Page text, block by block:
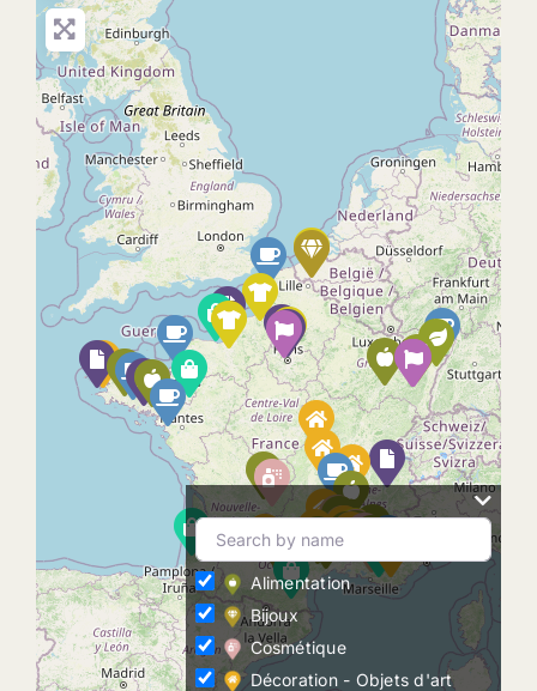
Alimentation
Bijoux
Cosmétique
Décoration - Objets d'art